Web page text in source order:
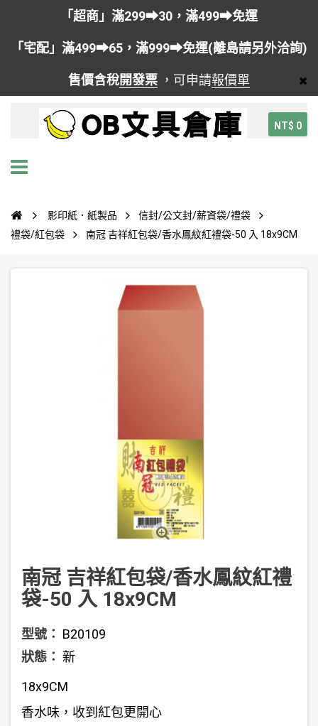
「超商」滿299➡30，滿499➡免運
「宅配」滿499➡65，滿999➡免運(離島請另外洽詢)
售價含稅開發票 ，可申請報價單
NT$ 0
影印紙．紙製品
信封/公文封/薪資袋/禮袋
禮袋/紅包袋
南冠 吉祥紅包袋/香水鳳紋紅禮袋-50 入 18x9CM
南冠 吉祥紅包袋/香水鳳紋紅禮
袋-50 入 18x9CM
型號： B20109
狀態： 新
18x9CM
香水味，收到紅包更開心